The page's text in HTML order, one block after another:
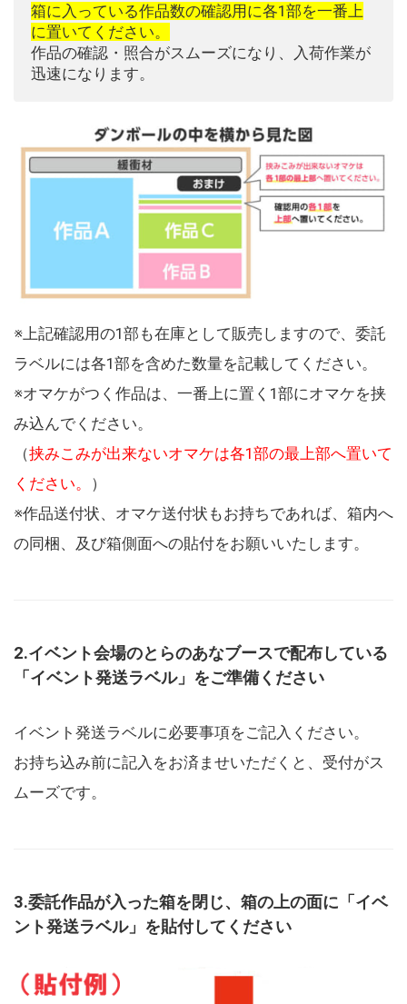
箱に入っている作品数の確認用に各1部を一番上
に置いてください。
作品の確認・照合がスムーズになり、入荷作業が
迅速になります。
※上記確認用の1部も在庫として販売しますので、委託
ラベルには各1部を含めた数量を記載してください。
※オマケがつく作品は、一番上に置く1部にオマケを挟
み込んでください。
（挟みこみが出来ないオマケは各1部の最上部へ置いて
ください。 ）
※作品送付状、オマケ送付状もお持ちであれば、箱内へ
の同梱、及び箱側面への貼付をお願いいたします。
2.イベント会場のとらのあなブースで配布している
「イベント発送ラベル」をご準備ください
イベント発送ラベルに必要事項をご記入ください。
お持ち込み前に記入をお済ませいただくと、受付がス
ムーズです。
3.委託作品が入った箱を閉じ、箱の上の面に「イベ
ント発送ラベル」を貼付してください